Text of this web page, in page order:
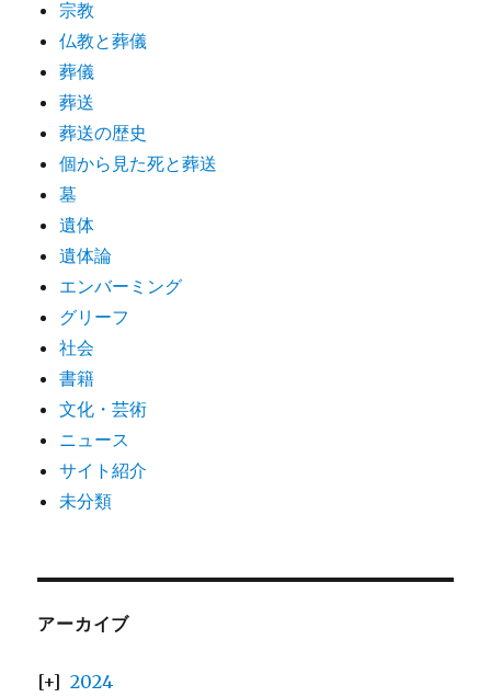
宗教
仏教と葬儀
葬儀
葬送
葬送の歴史
個から見た死と葬送
墓
遺体
遺体論
エンバーミング
グリーフ
社会
書籍
文化・芸術
ニュース
サイト紹介
未分類
アーカイブ
2024